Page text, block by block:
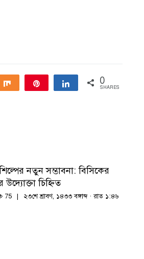
Share Share 0
SHARES
নতুন সম্ভাবনা: বিসিকের
চিহ্নিত
75 ২৩শে শ্রাবণ, ১৪৩৩ বঙ্গাব্দ · রাত ১:৪৬